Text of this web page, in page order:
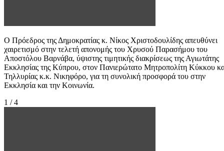
Ο Πρόεδρος της Δημοκρατίας κ. Νίκος Χριστοδουλίδης απευθύνει
χαιρετισμό στην τελετή απονομής του Χρυσού Παρασήμου του
Αποστόλου Βαρνάβα, ύψιστης τιμητικής διακρίσεως της Αγιωτάτης
Εκκλησίας της Κύπρου, στον Πανιερώτατο Μητροπολίτη Κύκκου
Τηλλυρίας κ.κ. Νικηφόρο, για τη συνολική προσφορά του στην
Εκκλησία και την Κοινωνία.
1 / 4